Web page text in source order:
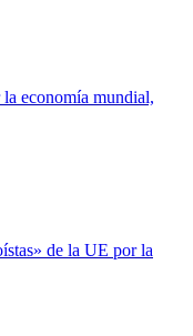
economía mundial,
de la UE por la